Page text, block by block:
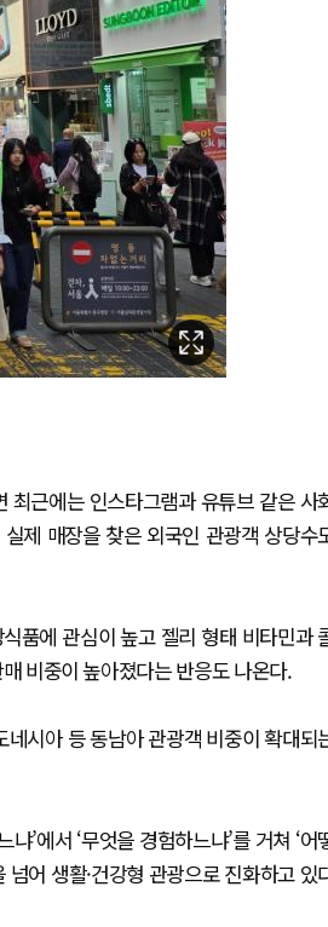
근에는 인스타그램과 유튜브 같은 사
제 매장을 찾은 외국인 관광객 상당수
품에 관심이 높고 젤리 형태 비타민과
비중이 높아졌다는 반응도 나온다.
시아 등 동남아 관광객 비중이 확대되
’에서 ‘무엇을 경험하느냐’를 거쳐 ‘어
어 생활·건강형 관광으로 진화하고 있